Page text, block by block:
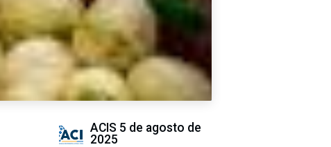
ACIS 5 de agosto de
2025